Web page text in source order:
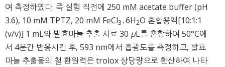
여 측정하였다. 즉 실험 직전에 250 mM acetate buffer (pH
3.6), 10 mM TPTZ, 20 mM FeCl3 ․6H2O 혼합용액[10:1:1
(v/v)] 1 mL와 발효마늘 추출 시료 30 μL를 혼합하여 50°C에
서 4분간 반응시킨 후, 593 nm에서 흡광도를 측정하고, 발효
마늘 추출물의 철 환원력은 trolox 상당량으로 환산하여 나타